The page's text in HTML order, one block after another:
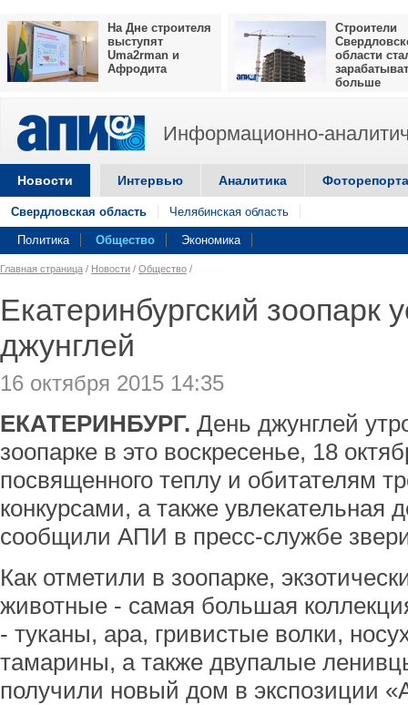
На Дне строителя
выступят
Uma2rman и
Афродита
Строители
области
больше
Информационно-
Новости Интервью Аналитика
Свердловская область Челябинская область
Политика Общество Экономика
Главная страница / Новости / Общество /
Екатеринбургский зоопарк
джунглей
16 октября 2015 14:35
ЕКАТЕРИНБУРГ. День джунглей
зоопарке в это воскресенье, 18
посвященного теплу и обитателям
конкурсами, а также увлекательная
сообщили АПИ в пресс-службе
Как отметили в зоопарке,
животные - самая большая
- туканы, ара, гривистые волки,
тамарины, а также двупалые
получили новый дом в экспозиции